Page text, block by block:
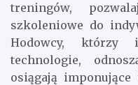
treningów,
szkoleniowe do
Hodowcy, którzy
technologie,
osiągają